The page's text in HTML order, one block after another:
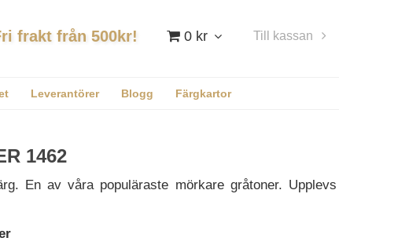
0 kr Till kassan
frakt från 500kr!
Leverantörer Blogg Färgkartor
1462
En av våra populäraste mörkare gråtoner. Upplevs